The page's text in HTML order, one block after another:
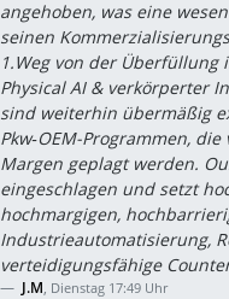
angehoben, was eine
seinen
1.Weg von der Überfüllung
Physical AI & verkörperter
sind weiterhin übermäßig
Pkw‑OEM-Programmen,
Margen geplagt werden.
eingeschlagen und setzt
hochmargigen,
Industrieautomatisierung,
verteidigungsfähige
J.M, Dienstag 17:49 Uhr